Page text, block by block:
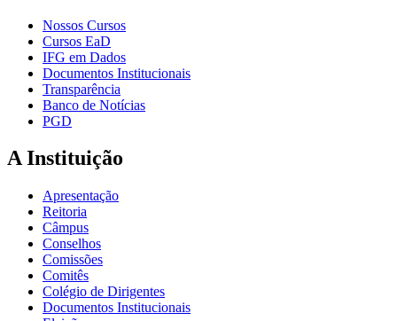
Nossos Cursos
Cursos EaD
IFG em Dados
Documentos Institucionais
Transparência
Banco de Notícias
PGD
A Instituição
Apresentação
Reitoria
Câmpus
Conselhos
Comissões
Comitês
Colégio de Dirigentes
Documentos Institucionais